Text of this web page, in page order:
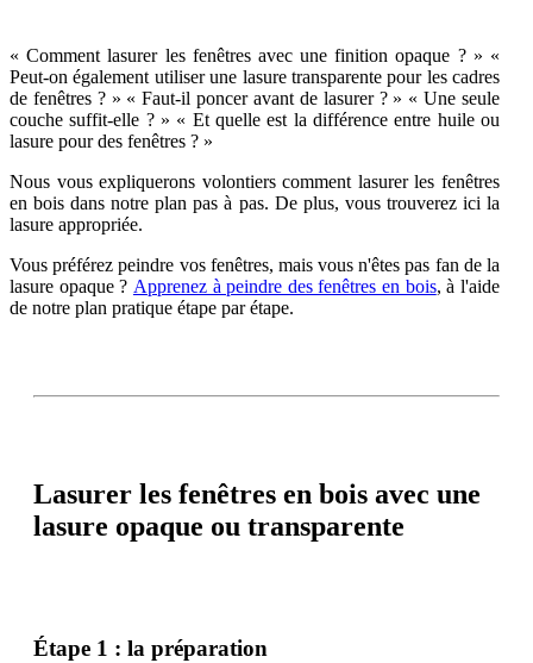
« Comment lasurer les fenêtres avec une finition opaque ? » «
Peut-on également utiliser une lasure transparente pour les cadres
de fenêtres ? » « Faut-il poncer avant de lasurer ? » « Une seule
couche suffit-elle ? » « Et quelle est la différence entre huile ou
lasure pour des fenêtres ? »
Nous vous expliquerons volontiers comment lasurer les fenêtres
en bois dans notre plan pas à pas. De plus, vous trouverez ici la
lasure appropriée.
Vous préférez peindre vos fenêtres, mais vous n'êtes pas fan de la
lasure opaque ? Apprenez à peindre des fenêtres en bois, à l'aide
de notre plan pratique étape par étape.
Lasurer les fenêtres en bois avec une
lasure opaque ou transparente
Étape 1 : la préparation